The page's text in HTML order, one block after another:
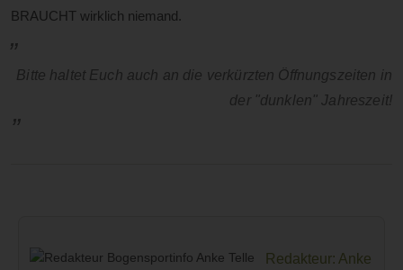
BRAUCHT wirklich niemand.
Bitte haltet Euch auch an die verkürzten Öffnungszeiten in
der "dunklen" Jahreszeit!
Redakteur: Anke